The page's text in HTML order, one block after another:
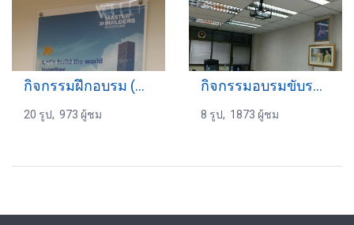
กิจกรรมฝึกอบรม (OS-OL) 18-06-2565
20 รูป, 973 ผู้ชม
กิจกรรมอบรมขับรถ 27-03-2560
8 รูป, 1873 ผู้ชม